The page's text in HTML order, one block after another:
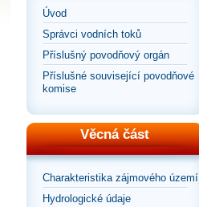
Úvod
Správci vodních toků
Příslušný povodňový orgán
Příslušné související povodňové
komise
Věcná část
Charakteristika zájmového území
Hydrologické údaje